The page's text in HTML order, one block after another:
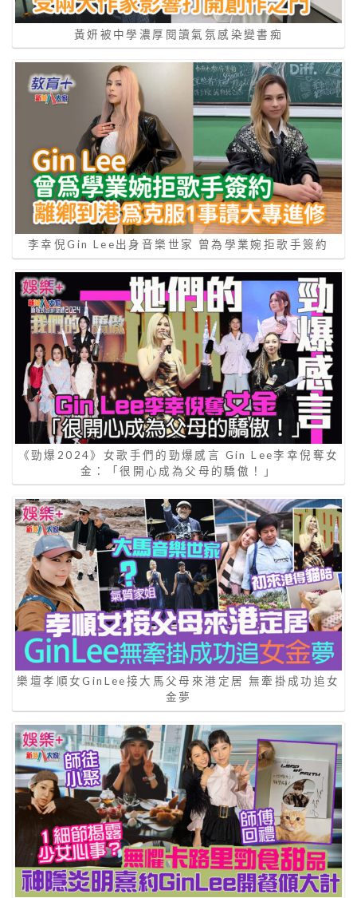
黃妍被中學濃厚閱讀氣氛感染變書痴
李幸倪Gin Lee出身音樂世家 曾為學業婉拒歌手簽約
《勁爆2024》女歌手們的勁爆感言 Gin Lee李幸倪奪女
金：「很開心成為父母的驕傲！」
樂壇孝順女GinLee接大馬父母來港定居 無牽掛成功追女
金夢